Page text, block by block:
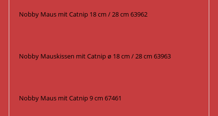
Nobby Maus mit Catnip 18 cm / 28 cm 63962
Nobby Mauskissen mit Catnip ø 18 cm / 28 cm 63963
Nobby Maus mit Catnip 9 cm 67461